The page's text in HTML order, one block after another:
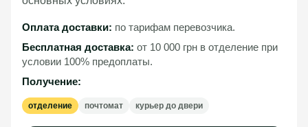
Оплата доставки: по тарифам перевозчика.
Бесплатная доставка: от 10 000 грн в отделение при
условии 100% предоплаты.
Получение:
отделение почтомат курьер до двери